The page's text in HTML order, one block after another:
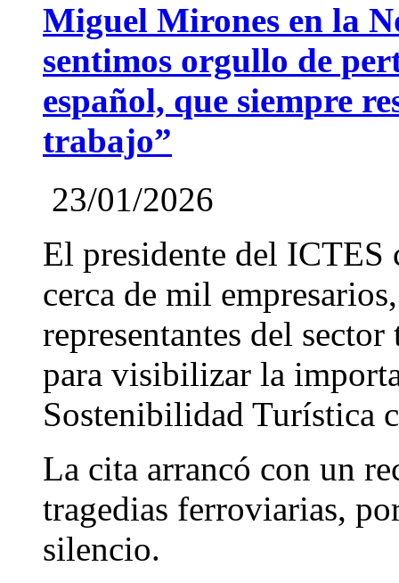
Miguel Mirones en la
sentimos orgullo de
español, que siempre
trabajo”
23/01/2026
El presidente del ICTES
cerca de mil
representantes del
para visibilizar la
Sostenibilidad Turística
La cita arrancó con un
tragedias ferroviarias,
silencio.